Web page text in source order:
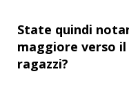
State quindi
maggiore verso
ragazzi?